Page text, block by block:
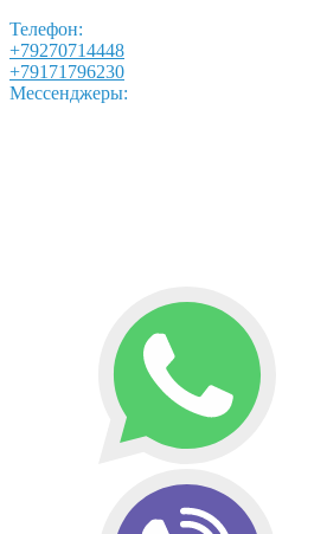
Телефон:
+79270714448
+79171796230
Мессенджеры: